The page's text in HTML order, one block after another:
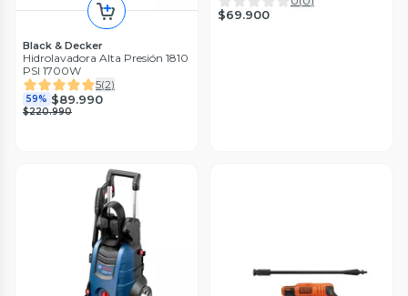
Black & Decker
Hidrolavadora Alta Presión 1810
PSI 1700W
5(2)
59% $89.990
$220.990
$69.900